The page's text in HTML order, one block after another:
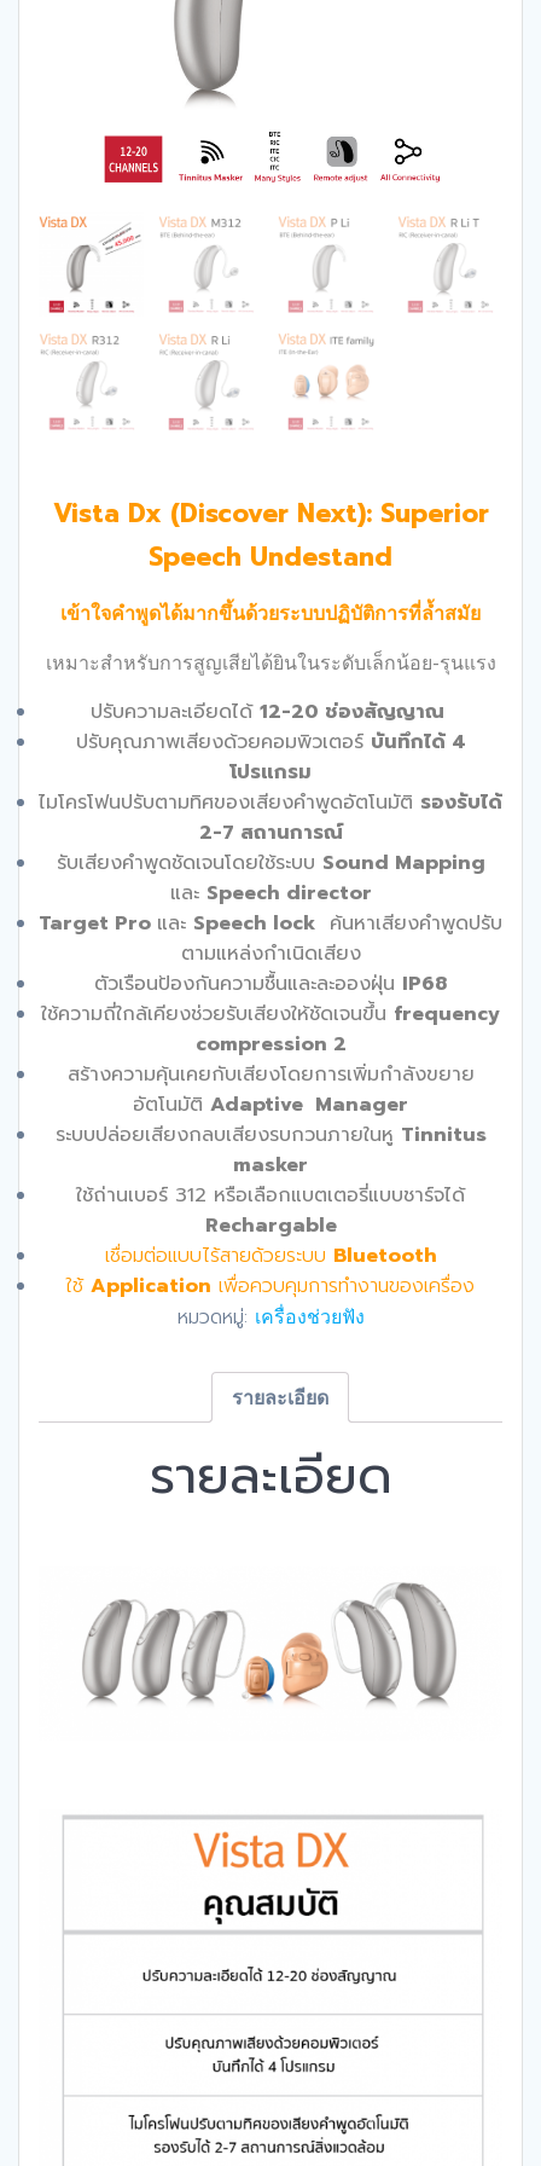
Vista Dx (Discover Next): Superior
Speech Undestand
เข้าใจคำพูดได้มากขึ้นด้วยระบบปฏิบัติการที่ล้ำสมัย
เหมาะสำหรับการสูญเสียได้ยินในระดับเล็กน้อย-รุนแรง
ปรับความละเอียดได้ 12-20 ช่องสัญญาณ
ปรับคุณภาพเสียงด้วยคอมพิวเตอร์ บันทึกได้ 4
โปรแกรม
ไมโครโฟนปรับตามทิศของเสียงคำพูดอัตโนมัติ รองรับได้
2-7 สถานการณ์
รับเสียงคำพูดชัดเจนโดยใช้ระบบ Sound Mapping
และ Speech director
Target Pro และ Speech lock ค้นหาเสียงคำพูดปรับ
ตามแหล่งกำเนิดเสียง
ตัวเรือนป้องกันความชื้นและละอองฝุ่น IP68
ใช้ความถี่ใกล้เคียงช่วยรับเสียงให้ชัดเจนขึ้น frequency
compression 2
สร้างความคุ้นเคยกับเสียงโดยการเพิ่มกำลังขยาย
อัตโนมัติ Adaptive Manager
ระบบปล่อยเสียงกลบเสียงรบกวนภายในหู Tinnitus
masker
ใช้ถ่านเบอร์ 312 หรือเลือกแบตเตอรี่แบบชาร์จได้
Rechargable
เชื่อมต่อแบบไร้สายด้วยระบบ Bluetooth
ใช้ Application เพื่อควบคุมการทำงานของเครื่อง
หมวดหมู่: เครื่องช่วยฟัง
รายละเอียด
รายละเอียด